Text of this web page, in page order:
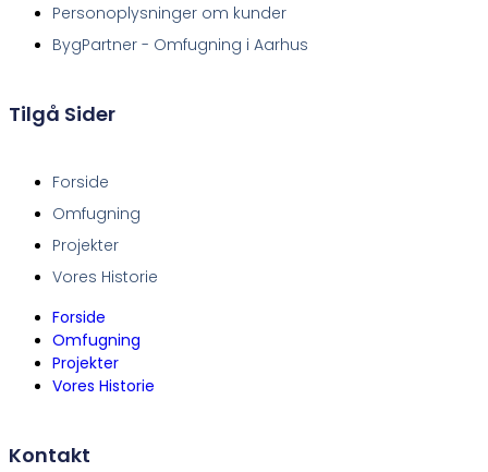
Personoplysninger om kunder
BygPartner - Omfugning i Aarhus
Tilgå Sider
Forside
Omfugning
Projekter
Vores Historie
Forside
Omfugning
Projekter
Vores Historie
Kontakt